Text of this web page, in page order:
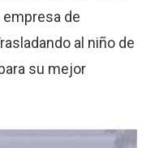
de
al niño de
su mejor